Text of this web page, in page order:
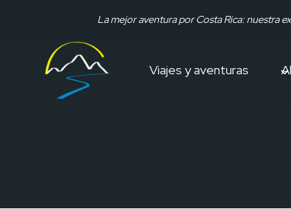
contenido
La mejor aventura por Costa Rica: nuestra
Viajes y aventuras